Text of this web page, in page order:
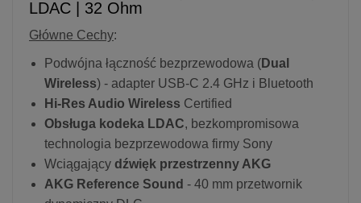
LDAC | 32 Ohm
Główne Cechy:
Podwójna łączność bezprzewodowa (Dual
Wireless) - adapter USB-C 2.4 GHz i Bluetooth
Hi-Res Audio Wireless Certified
Obsługa kodeka LDAC, bezkompromisowa
technologia bezprzewodowa firmy Sony
Wciągający dźwięk przestrzenny AKG
AKG Reference Sound - 40 mm przetwornik